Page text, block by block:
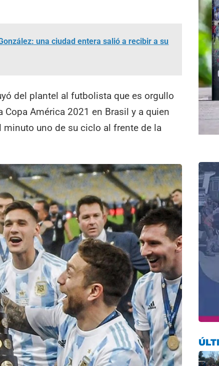
una ciudad entera salió a recibir a su
del plantel al futbolista que es orgullo
América 2021 en Brasil y a quien
uno de su ciclo al frente de la